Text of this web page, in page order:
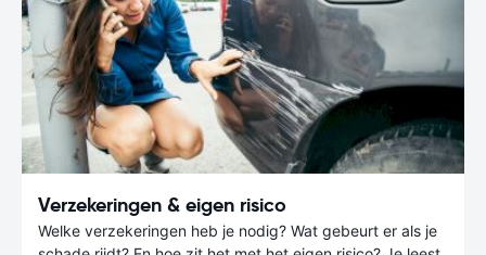
Verzekeringen & eigen risico
Welke verzekeringen heb je nodig? Wat gebeurt er als je